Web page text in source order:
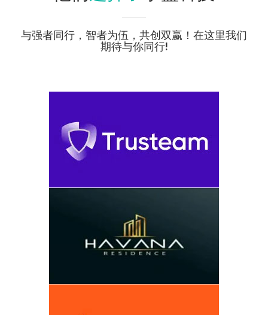
与强者同行，智者为伍，共创双赢！在这里我们
期待与你同行!